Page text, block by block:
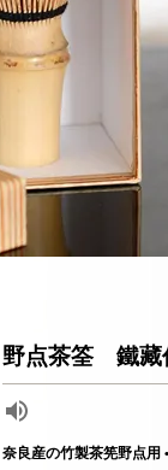
野点茶筌 鐵藏
奈良産の竹製茶筅野点用